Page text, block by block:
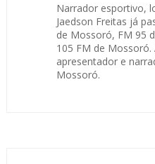
Narrador esportivo,
Jaedson Freitas já
de Mossoró, FM 95
105 FM de Mossoró.
apresentador e
Mossoró.